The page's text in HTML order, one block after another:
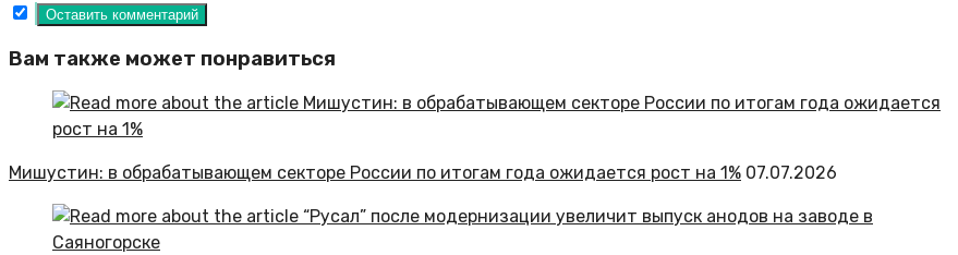
Вам также может понравиться
Мишустин: в обрабатывающем секторе России по итогам года ожидается рост на 1% 07.07.2026